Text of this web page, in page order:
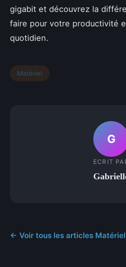
gigabit et découvrez la
faire pour votre productivité
quotidien.
Matériel
G
ECRIT
← Voir tous les articles Matériel